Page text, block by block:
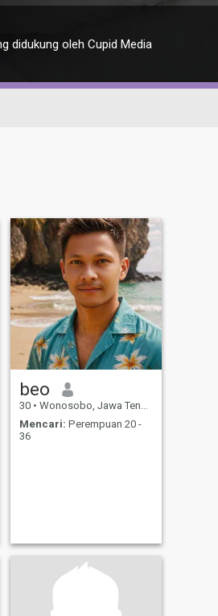
didukung oleh Cupid Media
beo
30 • Wonosobo, Jawa Tengah, Indonesia
Mencari: Perempuan 20 -
36